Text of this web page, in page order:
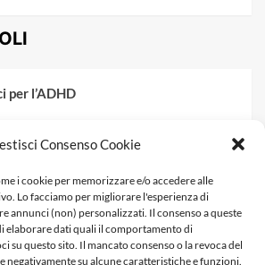
Consenso Cookie
i cookie per memorizzare e/o accedere alle
Lo facciamo per migliorare l'esperienza di
annunci (non) personalizzati. Il consenso a queste
elaborare dati quali il comportamento di
su questo sito. Il mancato consenso o la revoca del
negativamente su alcune caratteristiche e funzioni.
per l’ADHD
funziona, opinioni e schema tipo per